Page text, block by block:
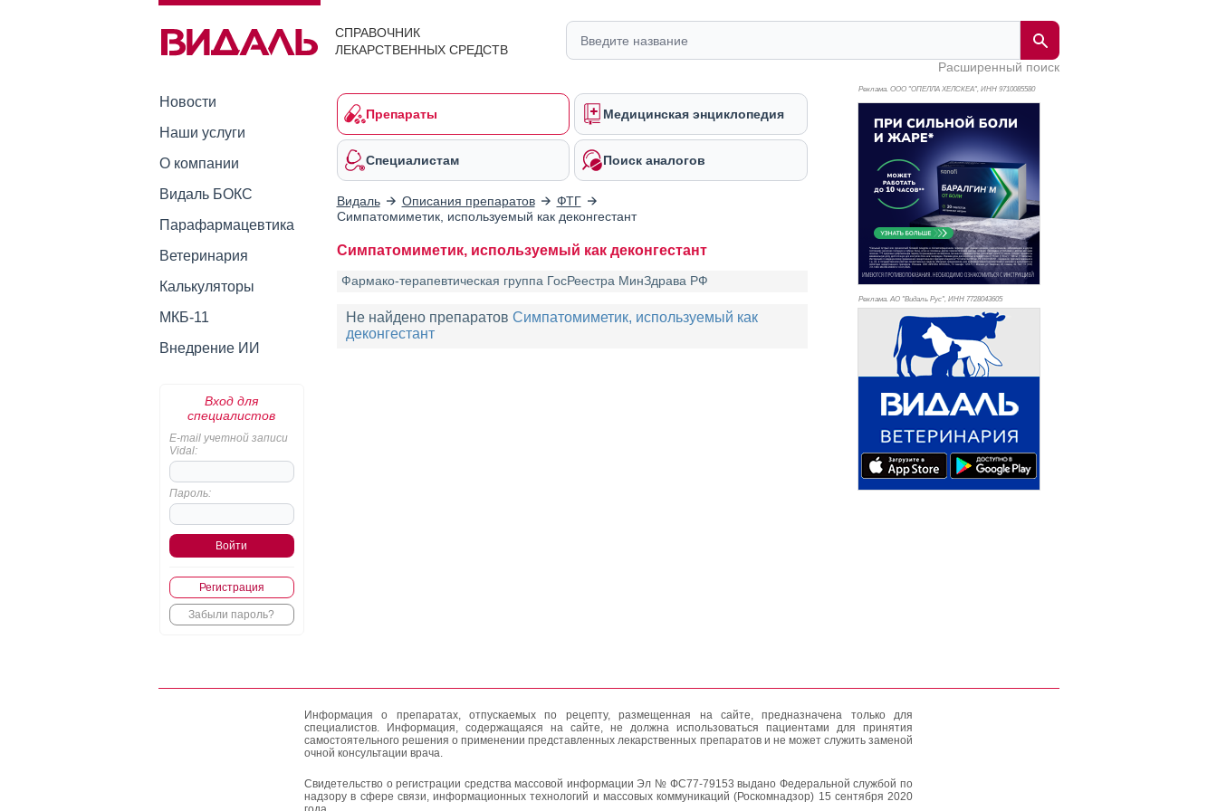
СПРАВОЧНИК
ЛЕКАРСТВЕННЫХ СРЕДСТВ
Расширенный поиск
Новости
Наши услуги
О компании
Видаль БОКС
Парафармацевтика
Ветеринария
Калькуляторы
МКБ-11
Внедрение ИИ
Вход для
специалистов
E-mail учетной записи
Vidal:
Пароль:
Регистрация
Забыли пароль?
Препараты Медицинская энциклопедия
Специалистам Поиск аналогов
Видаль Описания препаратов
ФТГ
Симпатомиметик, используемый как деконгестант
Симпатомиметик, используемый как деконгестант
Фармако-терапевтическая группа ГосРеестра МинЗдрава РФ
Не найдено препаратов Симпатомиметик, используемый как
деконгестант
Реклама. ООО "ОПЕЛЛА ХЕЛСКЕА", ИНН 9710085580
Реклама. АО "Видаль Рус", ИНН 7728043605
Информация о препаратах, отпускаемых по рецепту, размещенная на сайте, предназначена только для
специалистов. Информация, содержащаяся на сайте, не должна использоваться пациентами для принятия
самостоятельного решения о применении представленных лекарственных препаратов и не может служить заменой
очной консультации врача.
Свидетельство о регистрации средства массовой информации Эл № ФС77-79153 выдано Федеральной службой по
надзору в сфере связи, информационных технологий и массовых коммуникаций (Роскомнадзор) 15 сентября 2020